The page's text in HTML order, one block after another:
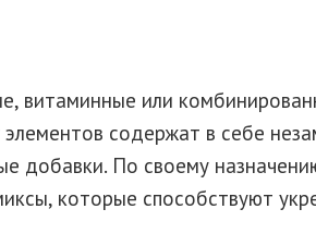
витаминные или
содержат в себе
добавки. По своему
которые способствуют